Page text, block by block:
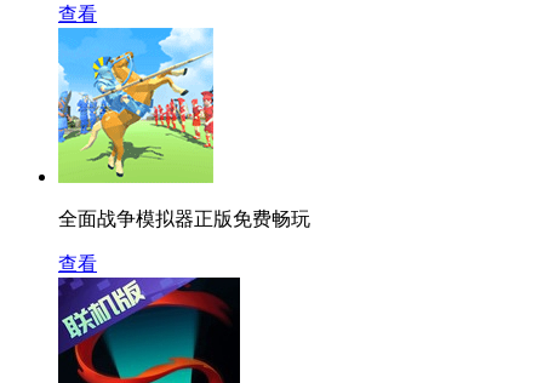
查看
全面战争模拟器正版免费畅玩
查看